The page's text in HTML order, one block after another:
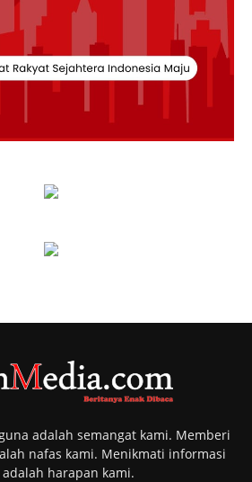
adalah semangat kami. Memberi
nafas kami. Menikmati informasi
adalah harapan kami.